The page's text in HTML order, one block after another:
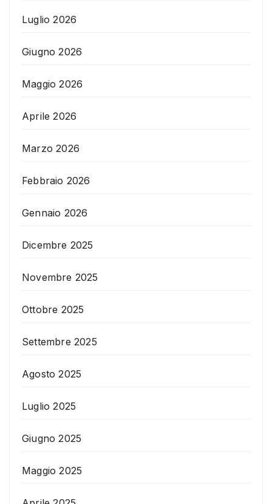
Luglio 2026
Giugno 2026
Maggio 2026
Aprile 2026
Marzo 2026
Febbraio 2026
Gennaio 2026
Dicembre 2025
Novembre 2025
Ottobre 2025
Settembre 2025
Agosto 2025
Luglio 2025
Giugno 2025
Maggio 2025